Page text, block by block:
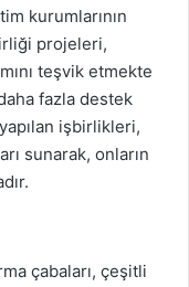
kurumlarının
projeleri,
teşvik etmekte
fazla destek
işbirlikleri,
sunarak, onların
çabaları, çeşitli